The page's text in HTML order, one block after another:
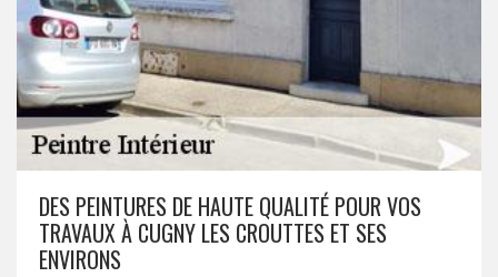
DES PEINTURES DE HAUTE QUALITÉ POUR VOS
TRAVAUX À CUGNY LES CROUTTES ET SES
ENVIRONS